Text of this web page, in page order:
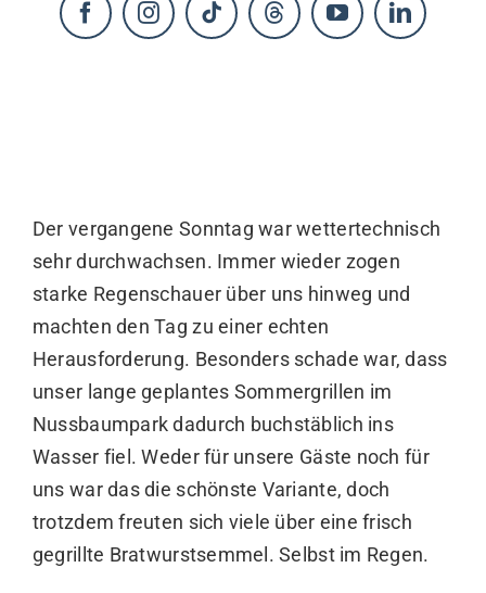
KONTAKT
Der vergangene Sonntag war wettertechnisch
sehr durchwachsen. Immer wieder zogen
starke Regenschauer über uns hinweg und
machten den Tag zu einer echten
Herausforderung. Besonders schade war, dass
unser lange geplantes Sommergrillen im
Nussbaumpark dadurch buchstäblich ins
Wasser fiel. Weder für unsere Gäste noch für
uns war das die schönste Variante, doch
trotzdem freuten sich viele über eine frisch
gegrillte Bratwurstsemmel. Selbst im Regen.